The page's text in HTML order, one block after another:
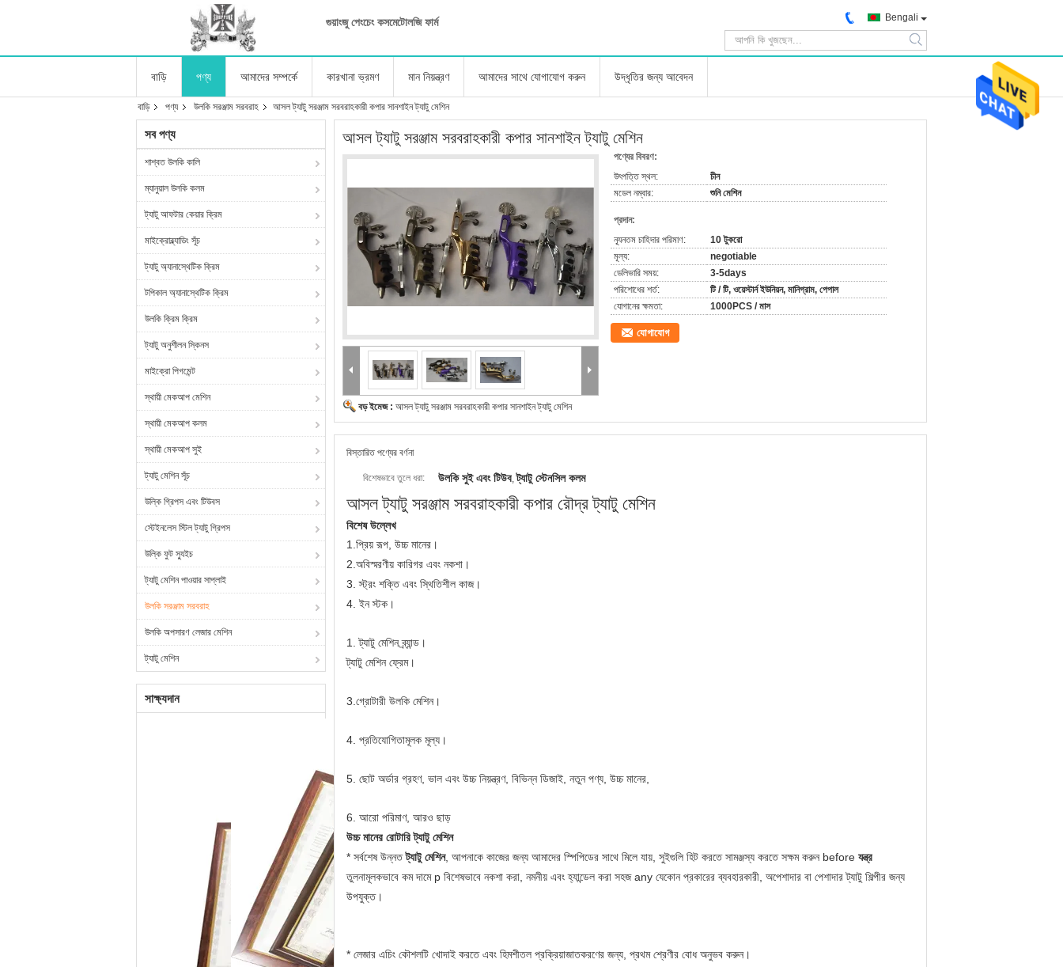
গুয়াংজু পেংচেং কসমেটোলজি ফার্ম Bengali
search
বাড়ি পণ্য আমাদের সম্পর্কে কারখানা ভ্রমণ মান নিয়ন্ত্রণ আমাদের সাথে যোগাযোগ করুন উদ্ধৃতির জন্য আবেদন
বাড়ি পণ্য উলকি সরঞ্জাম সরবরাহ আসল ট্যাটু সরঞ্জাম সরবরাহকারী কপার সানশাইন ট্যাটু মেশিন
সব পণ্য
শাশ্বত উলকি কালি
ম্যানুয়াল উলকি কলম
ট্যাটু আফটার কেয়ার ক্রিম
মাইক্রোব্ল্যাডিং সূঁচ
ট্যাটু অ্যানাস্থেটিক ক্রিম
টপিকাল অ্যানাস্থেটিক ক্রিম
উলকি ক্রিম ক্রিম
ট্যাটু অনুশীলন স্কিনস
মাইক্রো পিগমেন্ট
স্থায়ী মেকআপ মেশিন
স্থায়ী মেকআপ কলম
স্থায়ী মেকআপ সুই
ট্যাটু মেশিন সূঁচ
উল্কি গ্রিপস এবং টিউবস
স্টেইনলেস স্টিল ট্যাটু গ্রিপস
উল্কি ফুট স্যুইচ
ট্যাটু মেশিন পাওয়ার সাপ্লাই
উলকি সরঞ্জাম সরবরাহ
উলকি অপসারণ লেজার মেশিন
ট্যাটু মেশিন
সাক্ষ্যদান
আসল ট্যাটু সরঞ্জাম সরবরাহকারী কপার সানশাইন ট্যাটু মেশিন
বড় ইমেজ : আসল ট্যাটু সরঞ্জাম সরবরাহকারী কপার সানশাইন ট্যাটু মেশিন
পণ্যের বিবরণ:
উৎপত্তি স্থল:
চীন
মডেল নম্বার:
শুনি মেশিন
প্রদান:
ন্যূনতম চাহিদার পরিমাণ:
10 টুকরো
মূল্য:
negotiable
ডেলিভারি সময়:
3-5days
পরিশোধের শর্ত:
টি / টি, ওয়েস্টার্ন ইউনিয়ন, মানিগ্রাম, পেপাল
যোগানের ক্ষমতা:
1000PCS / মাস
যোগাযোগ
বিস্তারিত পণ্যের বর্ণনা
বিশেষভাবে তুলে ধরা: উলকি সুই এবং টিউব,ট্যাটু স্টেনসিল কলম
আসল ট্যাটু সরঞ্জাম সরবরাহকারী কপার রৌদ্র ট্যাটু মেশিন
বিশেষ উল্লেখ
1.প্রিয় রূপ, উচ্চ মানের।
2.অবিস্মরণীয় কারিগর এবং নকশা।
3. স্ট্রং শক্তি এবং স্থিতিশীল কাজ।
4. ইন স্টক।
1. ট্যাটু মেশিন ব্র্যান্ড।
ট্যাটু মেশিন ফ্রেম।
3.গ্রোটারী উলকি মেশিন।
4. প্রতিযোগিতামূলক মূল্য।
5. ছোট অর্ডার গ্রহণ, ভাল এবং উচ্চ নিয়ন্ত্রণ, বিভিন্ন ডিজাই, নতুন পণ্য, উচ্চ মানের,
6. আরো পরিমাণ, আরও ছাড়
উচ্চ মানের রোটারি ট্যাটু মেশিন
* সর্বশেষ উন্নতট্যাটু মেশিন, আপনাকে কাজের জন্য আমাদের স্পিপিডের সাথে মিলে যায়, সুইগুলি হিট করতে সামঞ্জস্য করতে সক্ষম করুন before যন্ত্র
তুলনামূলকভাবে কম দামে p বিশেষভাবে নকশা করা, নমনীয় এবং হ্যান্ডেল করা সহজ any যেকোন প্রকারের ব্যবহারকারী, অপেশাদার বা পেশাদার ট্যাটু শিল্পীর জন্য
উপযুক্ত।
* লেজার এচিং কৌশলটি খোদাই করতে এবং হিমশীতল প্রক্রিয়াজাতকরণের জন্য, প্রথম শ্রেণীর বোধ অনুভব করুন।